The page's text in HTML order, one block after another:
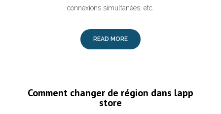
connexions simultanées, etc.
READ MORE
Comment changer de région dans lapp
store